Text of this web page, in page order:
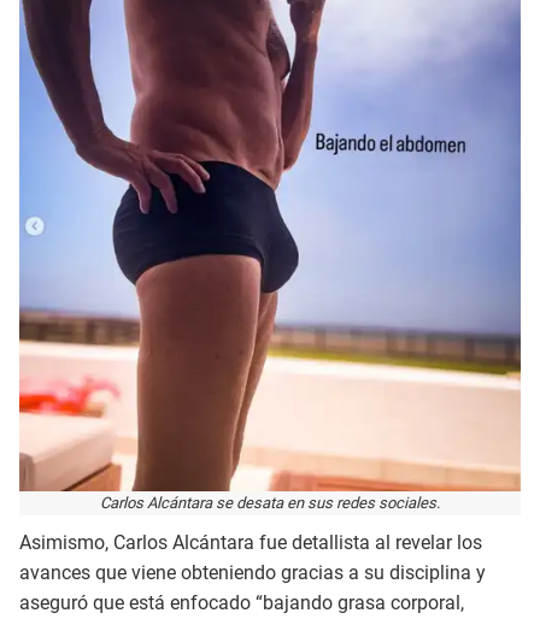
Carlos Alcántara se desata en sus redes sociales.
Asimismo, Carlos Alcántara fue detallista al revelar los
avances que viene obteniendo gracias a su disciplina y
aseguró que está enfocado “bajando grasa corporal,